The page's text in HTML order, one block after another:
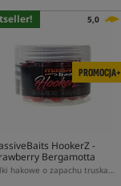
5,0
PROMOCJA+
HookerZ -
Bergamotta
Kulki hakowe o zapachu truskawki i bergamotki